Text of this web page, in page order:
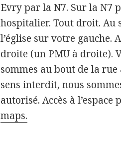
Evry par la N7. Sur la N7
hospitalier. Tout droit. Au
l’église sur votre gauche.
droite (un PMU à droite).
sommes au bout de la
sens interdit, nous
autorisé. Accès à
maps.